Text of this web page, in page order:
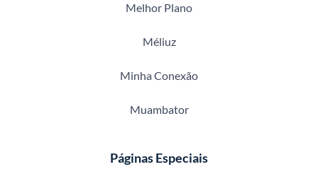
Melhor Plano
Méliuz
Minha Conexão
Muambator
Páginas Especiais